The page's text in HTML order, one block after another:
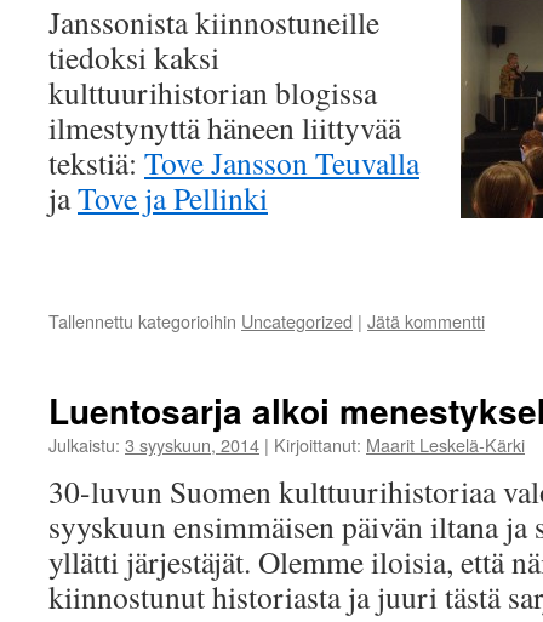
Janssonista kiinnostuneille
tiedoksi kaksi
kulttuurihistorian blogissa
ilmestynyttä häneen liittyvää
tekstiä: Tove Jansson Teuvalla
jaTove ja Pellinki
Tallennettu kategorioihin Uncategorized | Jätä kommentti
Luentosarja alkoi
Julkaistu: 3 syyskuun, 2014 | Kirjoittanut: Maarit Leskelä-Kärki
30-luvun Suomen kulttuurihistoriaa
syyskuun ensimmäisen päivän iltana ja
yllätti järjestäjät. Olemme iloisia, että
kiinnostunut historiasta ja juuri tästä